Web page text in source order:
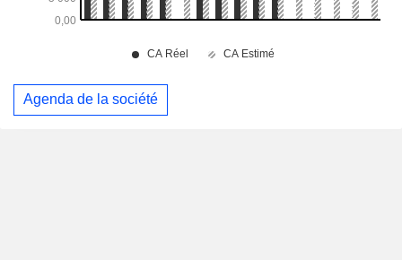
Agenda de la société